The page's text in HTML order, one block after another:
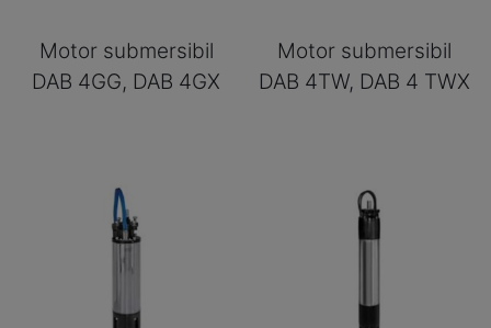
Motor submersibil
DAB 4GG, DAB 4GX
Motor submersibil
DAB 4TW, DAB 4 TWX